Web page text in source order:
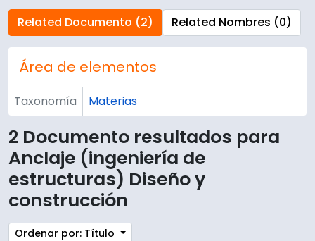
Related Documento (2) Related Nombres (0)
Área de elementos
Taxonomía Materias
2 Documento resultados para
Anclaje (ingeniería de
estructuras) Diseño y
construcción
Ordenar por: Título